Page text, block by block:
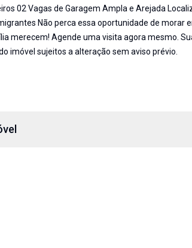
02 Vagas de Garagem Ampla e Arejada
Não perca essa oportunidade de morar
merecem! Agende uma visita agora mesmo.
imóvel sujeitos a alteração sem aviso prévio.